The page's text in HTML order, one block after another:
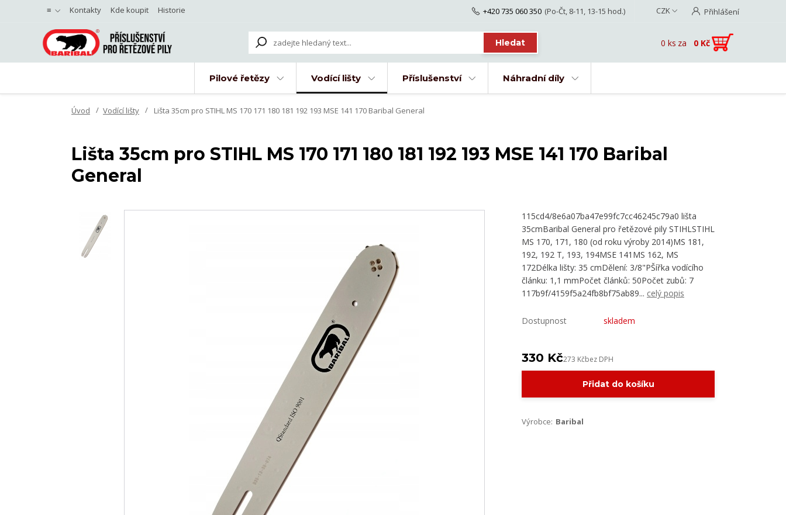
≡ Kontakty Kde koupit Historie CZK Přihlášení
Hledat
+420 735 060 350 (Po-Čt, 8-11, 13-15 hod.)
0 ks za 0 Kč
Pilové řetězy Vodící lišty Příslušenství Náhradní díly
Úvod Vodící lišty Lišta 35cm pro STIHL MS 170 171 180 181 192 193 MSE 141 170 Baribal General
Lišta 35cm pro STIHL MS 170 171 180 181 192 193 MSE 141 170 Baribal
General
115cd4/8e6a07ba47e99fc7cc46245c79a0 lišta
35cmBaribal General pro řetězové pily STIHLSTIHL
MS 170, 171, 180 (od roku výroby 2014)MS 181,
192, 192 T, 193, 194MSE 141MS 162, MS
172Délka lišty: 35 cmDělení: 3/8"PŠířka vodícího
článku: 1,1 mmPočet článků: 50Počet zubů: 7
117b9f/4159f5a24fb8bf75ab89... celý popis
Dostupnost skladem
330 Kč273 Kčbez DPH
Přidat do košíku
Výrobce: Baribal